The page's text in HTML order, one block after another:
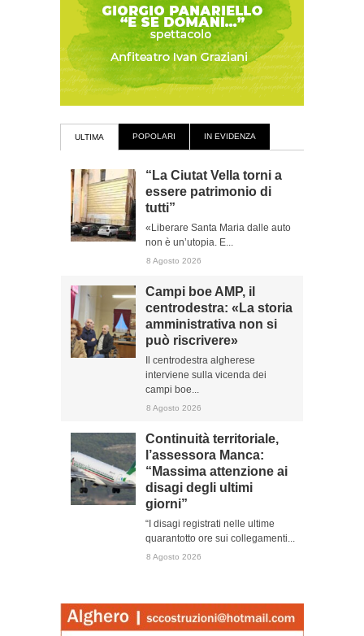
ULTIMA POPOLARI IN EVIDENZA
“La Ciutat Vella torni a
essere patrimonio di
tutti”
«Liberare Santa Maria dalle auto
non è un’utopia. E...
8 Agosto 2026
Campi boe AMP, il
centrodestra: «La storia
amministrativa non si
può riscrivere»
Il centrodestra algherese
interviene sulla vicenda dei
campi boe...
8 Agosto 2026
Continuità territoriale,
l’assessora Manca:
“Massima attenzione ai
disagi degli ultimi
giorni”
“I disagi registrati nelle ultime
quarantotto ore sui collegamenti...
8 Agosto 2026